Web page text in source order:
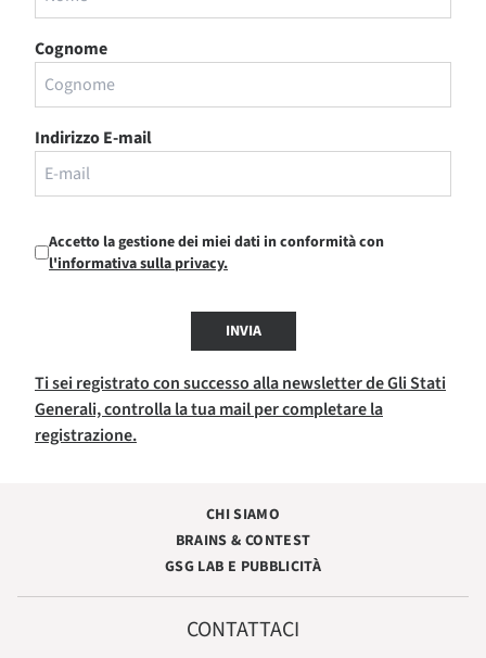
Cognome
Indirizzo E-mail
Accetto la gestione dei miei dati in conformità con
l'informativa sulla privacy.
INVIA
Ti sei registrato con successo alla newsletter de Gli Stati
Generali, controlla la tua mail per completare la
registrazione.
CHI SIAMO
BRAINS & CONTEST
GSG LAB E PUBBLICITÀ
CONTATTACI